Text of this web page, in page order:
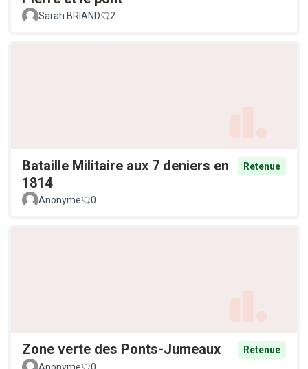
Sarah BRIAND 2
Bataille Militaire aux 7 deniers en
1814
Retenue
Anonyme 0
Zone verte des Ponts-Jumeaux
Retenue